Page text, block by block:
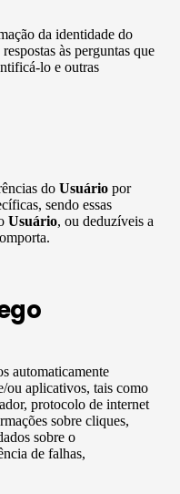
da identidade do
às perguntas que
lo e outras
do Usuário por
sendo essas
Usuário, ou deduzíveis a
automaticamente
ou aplicativos, tais como
protocolo de internet
sobre cliques,
sobre o
de falhas,